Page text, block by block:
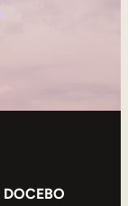
DOCEBO